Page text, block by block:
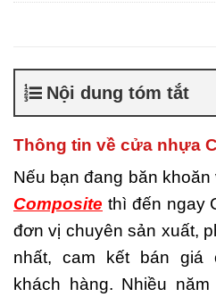
nhiêu
là gì,
TPHCM,
Đánh giá
composite
Nhược
composite
nhựa
cửa nhựa
Sản
Nội dung tóm tắt
Thông tin về cửa nhựa
Nếu bạn đang băn
Composite thì đến ngay
đơn vị chuyên sản xuất,
nhất, cam kết bán giá
khách hàng. Nhiều